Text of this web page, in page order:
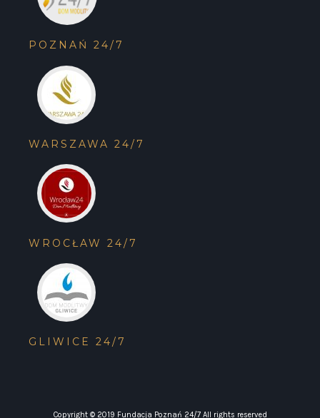
POZNAŃ 24/7
WARSZAWA 24/7
WROCŁAW 24/7
GLIWICE 24/7
Copyright © 2019 Fundacja Poznań 24/7 All rights reserved